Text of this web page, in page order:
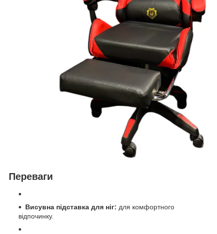
Переваги
Висувна підставка для ніг: для комфортного
відпочинку.